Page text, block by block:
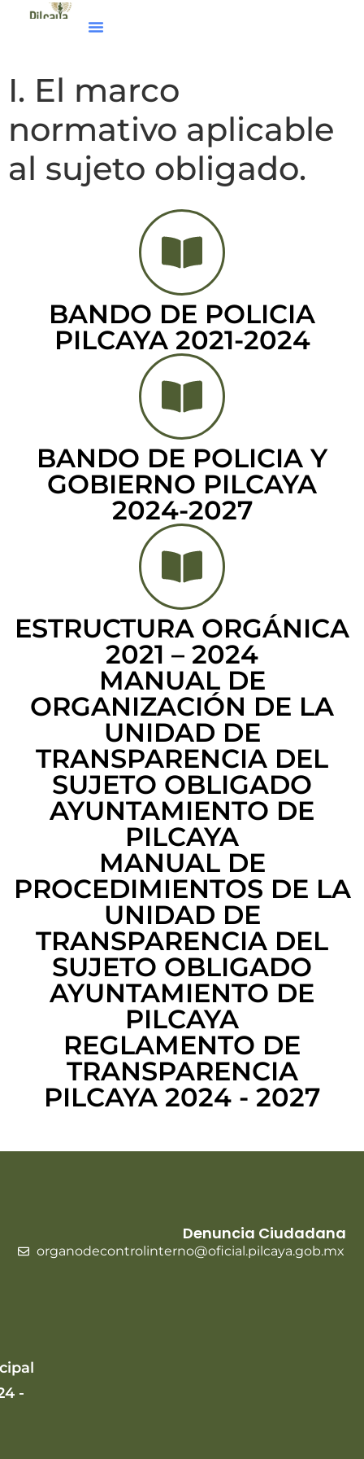
I. El marco
normativo aplicable
al sujeto obligado.
BANDO DE POLICIA
PILCAYA 2021-2024
BANDO DE POLICIA Y
GOBIERNO PILCAYA
2024-2027
ESTRUCTURA ORGÁNICA
2021 – 2024
MANUAL DE
ORGANIZACIÓN DE LA
UNIDAD DE
TRANSPARENCIA DEL
SUJETO OBLIGADO
AYUNTAMIENTO DE
PILCAYA
MANUAL DE
PROCEDIMIENTOS DE LA
UNIDAD DE
TRANSPARENCIA DEL
SUJETO OBLIGADO
AYUNTAMIENTO DE
PILCAYA
REGLAMENTO DE
TRANSPARENCIA
PILCAYA 2024 - 2027
-
Denuncia Ciudadana
organodecontrolinterno@oficial.pilcaya.gob.mx